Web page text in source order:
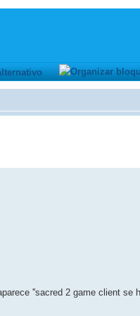
''sacred 2 game client se